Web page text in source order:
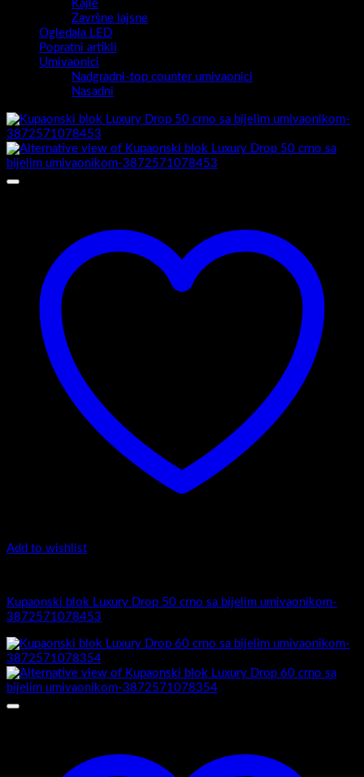
Kajle
Završne lajsne
Ogledala LED
Popratni artikli
Umivaonici
Nadgradni-top counter umivaonici
Nasadni
Add to wishlist
Kupaonski blok Luxury Drop 50 crno sa bijelim umivaonikom-
3872571078453